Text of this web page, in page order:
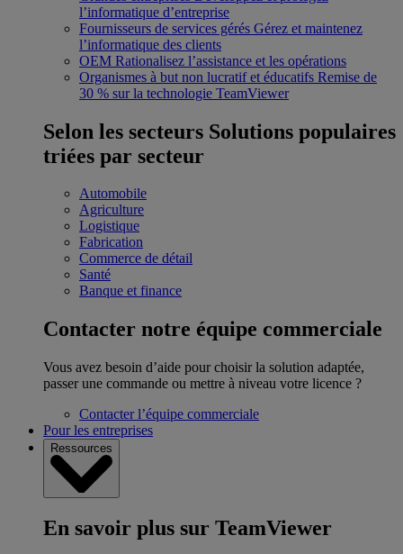
l’informatique d’entreprise
Fournisseurs de services gérés Gérez et maintenez
l’informatique des clients
OEM Rationalisez l’assistance et les opérations
Organismes à but non lucratif et éducatifs Remise de
30 % sur la technologie TeamViewer
Selon les secteurs Solutions populaires
triées par secteur
Automobile
Agriculture
Logistique
Fabrication
Commerce de détail
Santé
Banque et finance
Contacter notre équipe commerciale
Vous avez besoin d’aide pour choisir la solution adaptée,
passer une commande ou mettre à niveau votre licence ?
Contacter l’équipe commerciale
Pour les entreprises
Ressources
En savoir plus sur TeamViewer